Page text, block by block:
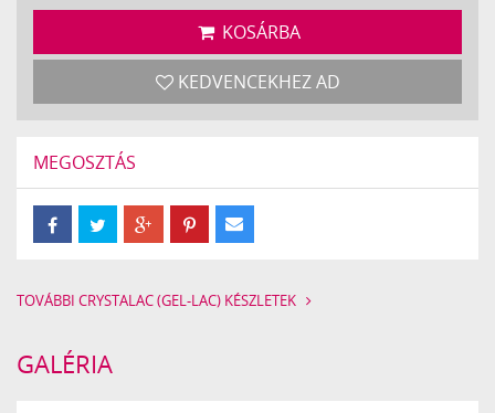
KOSÁRBA
KEDVENCEKHEZ AD
MEGOSZTÁS
TOVÁBBI CRYSTALAC (GEL-LAC) KÉSZLETEK
GALÉRIA